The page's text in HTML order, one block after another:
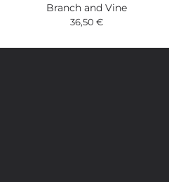
Branch and Vine
36,50 €